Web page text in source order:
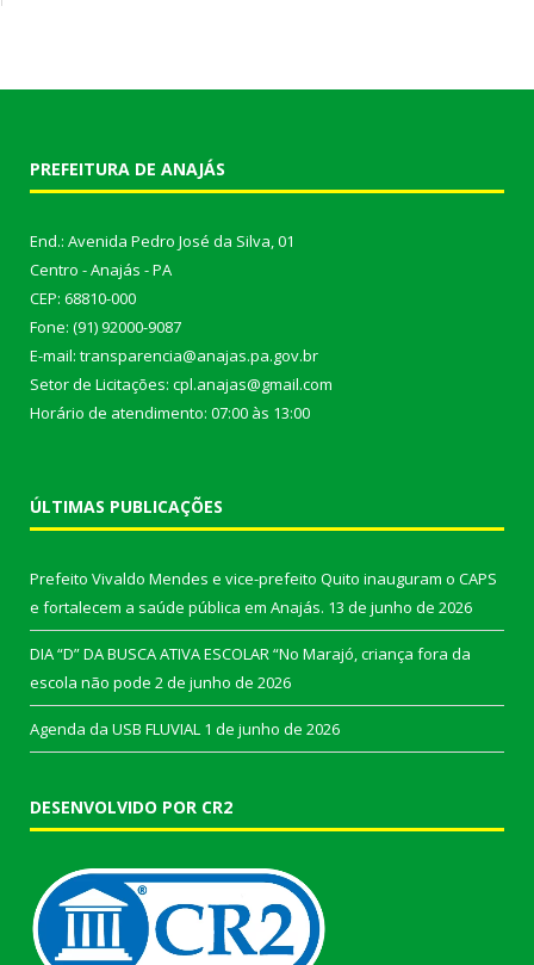
PREFEITURA DE ANAJÁS
End.: Avenida Pedro José da Silva, 01
Centro - Anajás - PA
CEP: 68810-000
Fone: (91) 92000-9087
E-mail: transparencia@anajas.pa.gov.br
Setor de Licitações: cpl.anajas@gmail.com
Horário de atendimento: 07:00 às 13:00
ÚLTIMAS PUBLICAÇÕES
Prefeito Vivaldo Mendes e vice-prefeito Quito inauguram o CAPS
e fortalecem a saúde pública em Anajás. 13 de junho de 2026
DIA “D” DA BUSCA ATIVA ESCOLAR “No Marajó, criança fora da
escola não pode 2 de junho de 2026
Agenda da USB FLUVIAL 1 de junho de 2026
DESENVOLVIDO POR CR2